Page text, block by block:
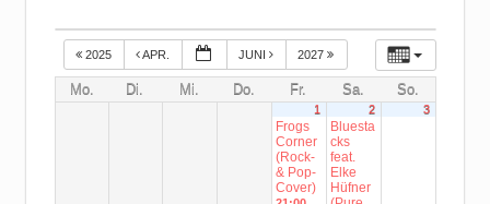
2025 APR. JUNI 2027
Mo. Di. Mi. Do. Fr. Sa. So.
1
Frogs
Corner
(Rock-
& Pop-
Cover)
2
Bluesta
cks
feat.
Elke
Hüfner
3